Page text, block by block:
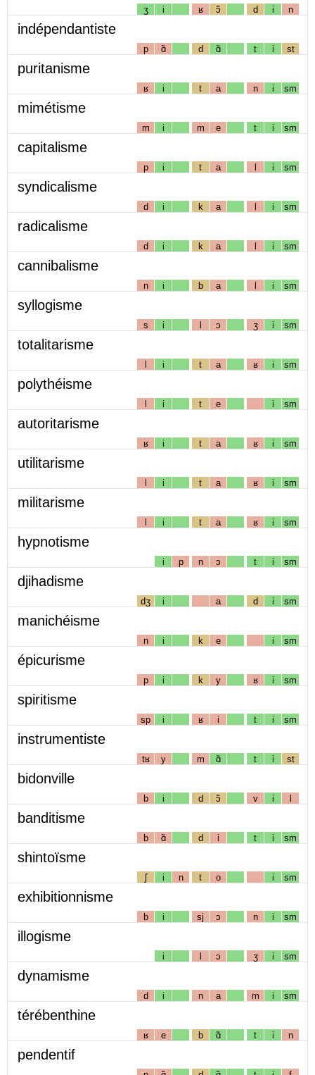
ʒ i ʁ ɔ̃ d i n
indépendantiste
p ɑ̃ d ɑ̃ t i st
puritanisme
ʁ i t a n i sm
mimétisme
m i m e t i sm
capitalisme
p i t a l i sm
syndicalisme
d i k a l i sm
radicalisme
d i k a l i sm
cannibalisme
n i b a l i sm
syllogisme
s i l ɔ ʒ i sm
totalitarisme
l i t a ʁ i sm
polythéisme
l i t e i sm
autoritarisme
ʁ i t a ʁ i sm
utilitarisme
l i t a ʁ i sm
militarisme
l i t a ʁ i sm
hypnotisme
i p n ɔ t i sm
djihadisme
dʒ i a d i sm
manichéisme
n i k e i sm
épicurisme
p i k y ʁ i sm
spiritisme
sp i ʁ i t i sm
instrumentiste
tʁ y m ɑ̃ t i st
bidonville
b i d ɔ̃ v i l
banditisme
b ɑ̃ d i t i sm
shintoïsme
ʃ i n t o i sm
exhibitionnisme
b i sj ɔ n i sm
illogisme
i l ɔ ʒ i sm
dynamisme
d i n a m i sm
térébenthine
ʁ e b ɑ̃ t i n
pendentif